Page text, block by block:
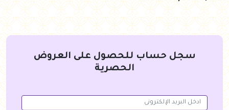
سجل حساب للحصول على العروض
الحصرية